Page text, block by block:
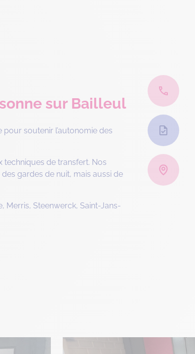
sur Bailleul
pour soutenir l’autonomie des
techniques de transfert. Nos
gardes de nuit, mais aussi de
Merris, Steenwerck, Saint-Jans-